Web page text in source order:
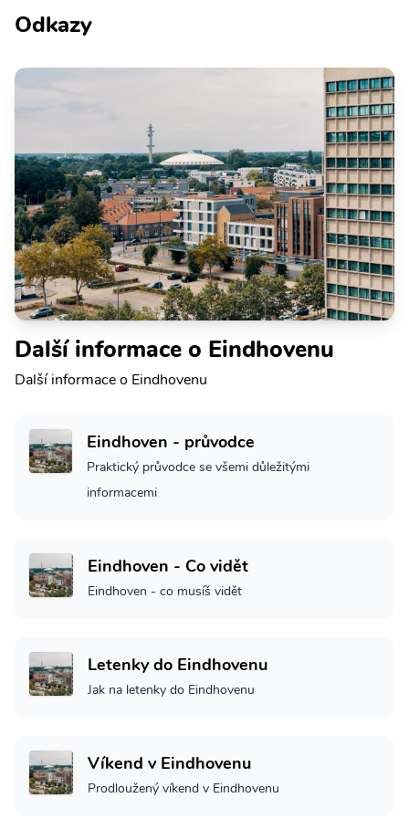
Odkazy
Další informace o Eindhovenu
Další informace o Eindhovenu
Eindhoven - průvodce
Praktický průvodce se všemi důležitými
informacemi
Eindhoven - Co vidět
Eindhoven - co musíš vidět
Letenky do Eindhovenu
Jak na letenky do Eindhovenu
Víkend v Eindhovenu
Prodloužený víkend v Eindhovenu